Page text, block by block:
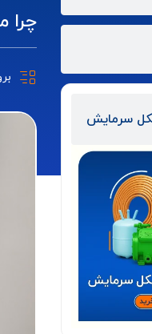
چرا
سرمایش